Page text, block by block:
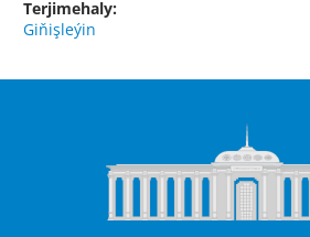
Terjimehaly:
Giňişleýin